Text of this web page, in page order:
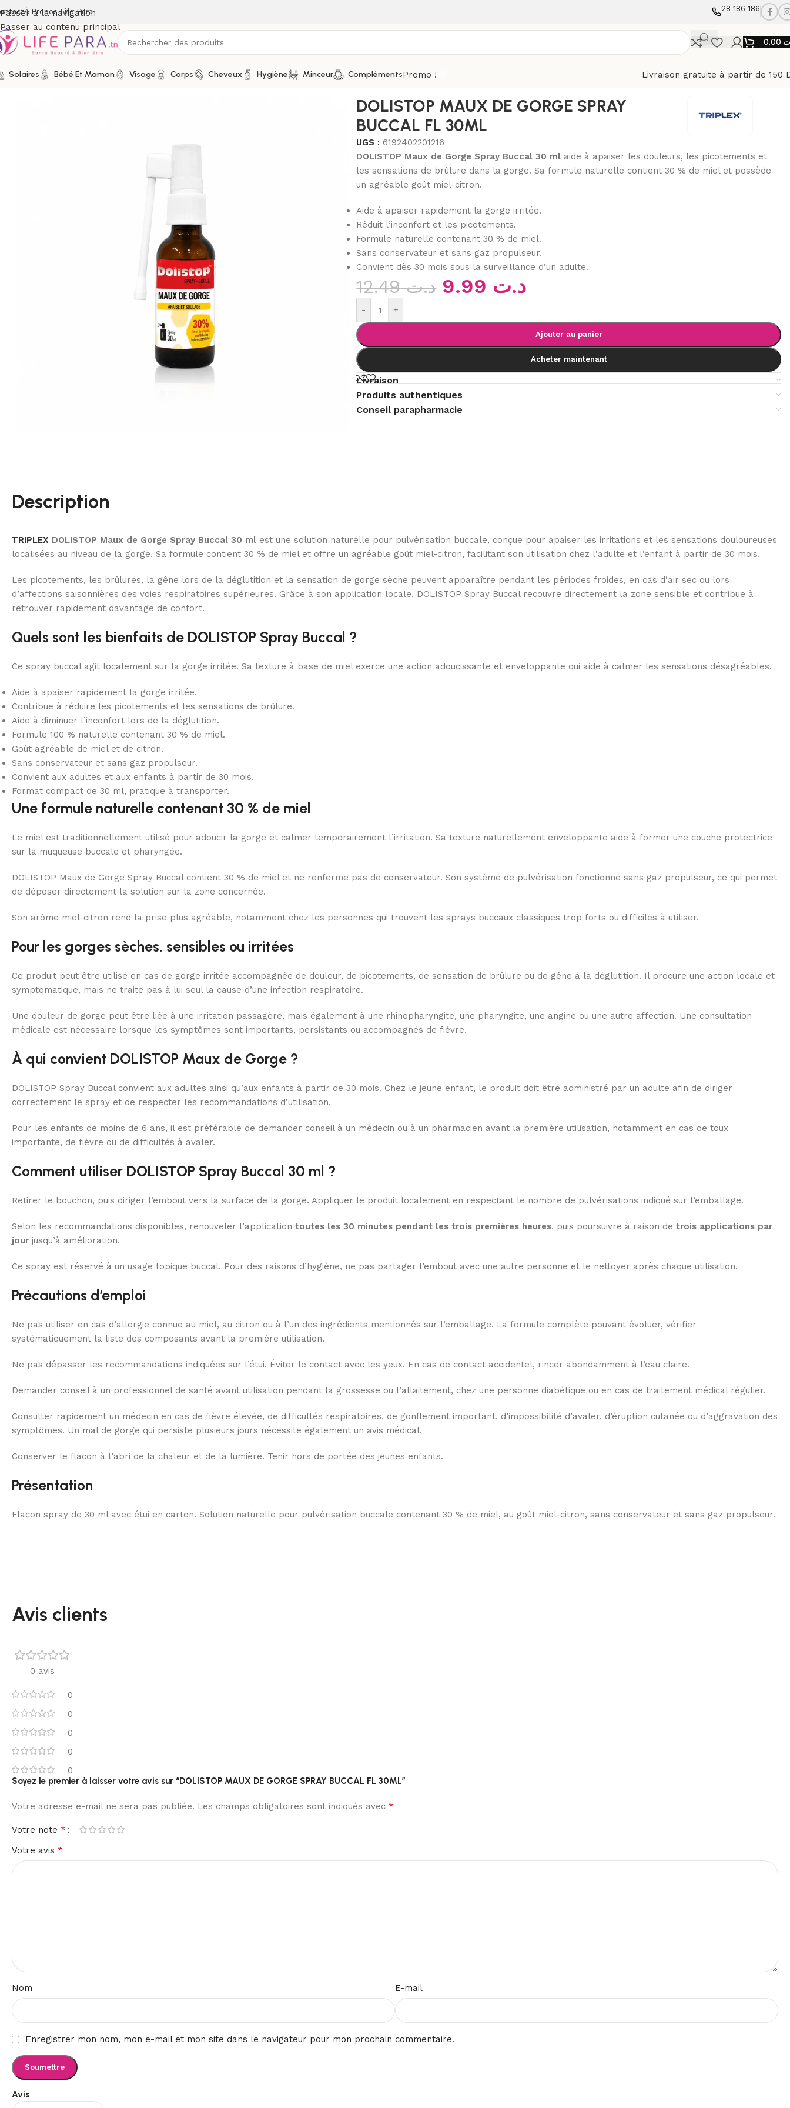
Passer à la navigation
Passer au contenu principal
À Propos Life Para 28 186 186
Solaires Bébé Et Maman Visage Corps Cheveux Hygiène Minceur ComplémentsPromo !
Livraison gratuite à partir de 150
/Boutique Compléments alimentaires/ Sphère ORL DOLISTOP MAUX DE GORGE SPRAY BUCCAL FL 30ML
DOLISTOP MAUX DE GORGE SPRAY
BUCCAL FL 30ML
UGS : 6192402201216
DOLISTOP Maux de Gorge Spray Buccal 30 ml aide à apaiser les douleurs, les picotements et
les sensations de brûlure dans la gorge. Sa formule naturelle contient 30 % de miel et possède
un agréable goût miel-citron.
Aide à apaiser rapidement la gorge irritée.
Réduit l’inconfort et les picotements.
Formule naturelle contenant 30 % de miel.
Sans conservateur et sans gaz propulseur.
Convient dès 30 mois sous la surveillance d’un adulte.
د.ت12.49 د.ت
- +
Ajouter au panier
Acheter maintenant
Livraison
Produits authentiques
Conseil parapharmacie
Description
TRIPLEX DOLISTOP Maux de Gorge Spray Buccal 30 ml est une solution naturelle pour pulvérisation buccale, conçue pour apaiser les irritations et les sensations douloureuses
localisées au niveau de la gorge. Sa formule contient 30 % de miel et offre un agréable goût miel-citron, facilitant son utilisation chez l’adulte et l’enfant à partir de 30 mois.
Les picotements, les brûlures, la gêne lors de la déglutition et la sensation de gorge sèche peuvent apparaître pendant les périodes froides, en cas d’air sec ou lors
d’affections saisonnières des voies respiratoires supérieures. Grâce à son application locale, DOLISTOP Spray Buccal recouvre directement la zone sensible et contribue à
retrouver rapidement davantage de confort.
Quels sont les bienfaits de DOLISTOP Spray Buccal ?
Ce spray buccal agit localement sur la gorge irritée. Sa texture à base de miel exerce une action adoucissante et enveloppante qui aide à calmer les sensations désagréables.
Aide à apaiser rapidement la gorge irritée.
Contribue à réduire les picotements et les sensations de brûlure.
Aide à diminuer l’inconfort lors de la déglutition.
Formule 100 % naturelle contenant 30 % de miel.
Goût agréable de miel et de citron.
Sans conservateur et sans gaz propulseur.
Convient aux adultes et aux enfants à partir de 30 mois.
Format compact de 30 ml, pratique à transporter.
Une formule naturelle contenant 30 % de miel
Le miel est traditionnellement utilisé pour adoucir la gorge et calmer temporairement l’irritation. Sa texture naturellement enveloppante aide à former une couche protectrice
sur la muqueuse buccale et pharyngée.
DOLISTOP Maux de Gorge Spray Buccal contient 30 % de miel et ne renferme pas de conservateur. Son système de pulvérisation fonctionne sans gaz propulseur, ce qui permet
de déposer directement la solution sur la zone concernée.
Son arôme miel-citron rend la prise plus agréable, notamment chez les personnes qui trouvent les sprays buccaux classiques trop forts ou difficiles à utiliser.
Pour les gorges sèches, sensibles ou irritées
Ce produit peut être utilisé en cas de gorge irritée accompagnée de douleur, de picotements, de sensation de brûlure ou de gêne à la déglutition. Il procure une action locale et
symptomatique, mais ne traite pas à lui seul la cause d’une infection respiratoire.
Une douleur de gorge peut être liée à une irritation passagère, mais également à une rhinopharyngite, une pharyngite, une angine ou une autre affection. Une consultation
médicale est nécessaire lorsque les symptômes sont importants, persistants ou accompagnés de fièvre.
À qui convient DOLISTOP Maux de Gorge ?
DOLISTOP Spray Buccal convient aux adultes ainsi qu’aux enfants à partir de 30 mois. Chez le jeune enfant, le produit doit être administré par un adulte afin de diriger
correctement le spray et de respecter les recommandations d’utilisation.
Pour les enfants de moins de 6 ans, il est préférable de demander conseil à un médecin ou à un pharmacien avant la première utilisation, notamment en cas de toux
importante, de fièvre ou de difficultés à avaler.
Comment utiliser DOLISTOP Spray Buccal 30 ml ?
Retirer le bouchon, puis diriger l’embout vers la surface de la gorge. Appliquer le produit localement en respectant le nombre de pulvérisations indiqué sur l’emballage.
Selon les recommandations disponibles, renouveler l’application toutes les 30 minutes pendant les trois premières heures, puis poursuivre à raison de trois applications par
jour jusqu’à amélioration.
Ce spray est réservé à un usage topique buccal. Pour des raisons d’hygiène, ne pas partager l’embout avec une autre personne et le nettoyer après chaque utilisation.
Précautions d’emploi
Ne pas utiliser en cas d’allergie connue au miel, au citron ou à l’un des ingrédients mentionnés sur l’emballage. La formule complète pouvant évoluer, vérifier
systématiquement la liste des composants avant la première utilisation.
Ne pas dépasser les recommandations indiquées sur l’étui. Éviter le contact avec les yeux. En cas de contact accidentel, rincer abondamment à l’eau claire.
Demander conseil à un professionnel de santé avant utilisation pendant la grossesse ou l’allaitement, chez une personne diabétique ou en cas de traitement médical régulier.
Consulter rapidement un médecin en cas de fièvre élevée, de difficultés respiratoires, de gonflement important, d’impossibilité d’avaler, d’éruption cutanée ou d’aggravation des
symptômes. Un mal de gorge qui persiste plusieurs jours nécessite également un avis médical.
Conserver le flacon à l’abri de la chaleur et de la lumière. Tenir hors de portée des jeunes enfants.
Présentation
Flacon spray de 30 ml avec étui en carton. Solution naturelle pour pulvérisation buccale contenant 30 % de miel, au goût miel-citron, sans conservateur et sans gaz propulseur.
Avis clients
0 avis
0
0
0
0
0
Avis
Soyez le premier à laisser votre avis sur “DOLISTOP MAUX DE GORGE SPRAY BUCCAL FL 30ML”
Votre adresse e-mail ne sera pas publiée. Les champs obligatoires sont indiqués avec *
Votre note *
Votre avis *
Nom E-mail
Enregistrer mon nom, mon e-mail et mon site dans le navigateur pour mon prochain commentaire.